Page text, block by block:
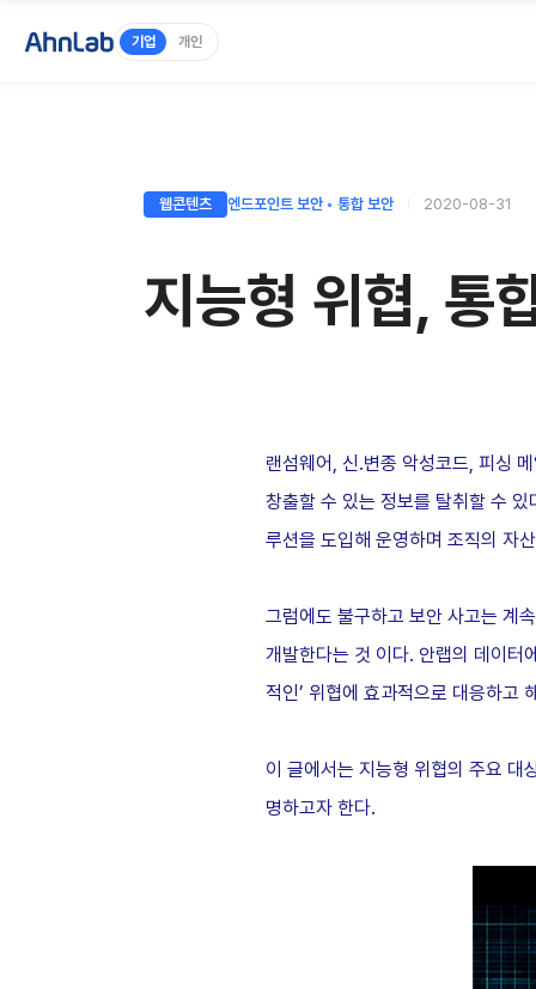
기업 개인
웹콘텐츠 엔드포인트 보안 ◦ 통합 보안 2020-08-31
지능형 위협, 통
랜섬웨어, 신․변종 악성코드, 피싱
창출할 수 있는 정보를 탈취할 수
루션을 도입해 운영하며 조직의 자
그럼에도 불구하고 보안 사고는 계
개발한다는 것 이다. 안랩의 데이터
적인’ 위협에 효과적으로 대응하고
이 글에서는 지능형 위협의 주요 대
명하고자 한다.